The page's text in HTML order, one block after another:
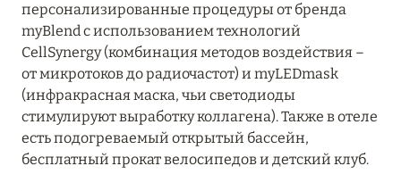
персонализированные процедуры от бренда
myBlend с использованием технологий
CellSynergy (комбинация методов воздействия –
от микротоков до радиочастот) и myLEDmask
(инфракрасная маска, чьи светодиоды
стимулируют выработку коллагена). Также в отеле
есть подогреваемый открытый бассейн,
бесплатный прокат велосипедов и детский клуб.